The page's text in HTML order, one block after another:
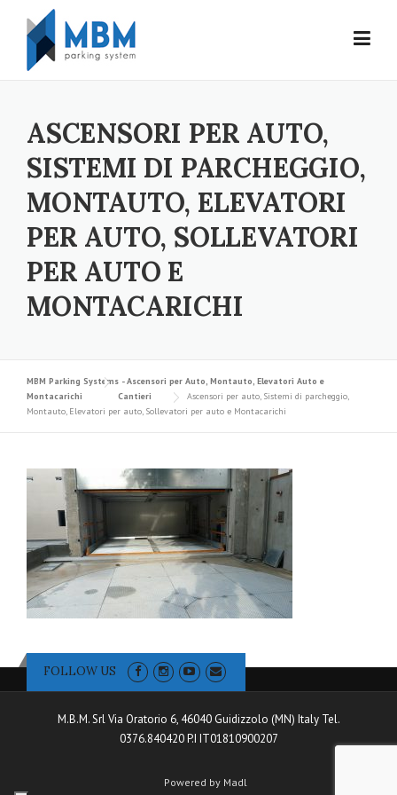
Skip to content
ASCENSORI PER AUTO,
SISTEMI DI PARCHEGGIO,
MONTAUTO, ELEVATORI
PER AUTO, SOLLEVATORI
PER AUTO E
MONTACARICHI
MBM Parking Systems - Ascensori per Auto, Montauto, Elevatori Auto e
Montacarichi
Cantieri
Ascensori per auto, Sistemi di parcheggio,
Montauto, Elevatori per auto, Sollevatori per auto e Montacarichi
FOLLOW US
M.B.M. Srl Via Oratorio 6, 46040 Guidizzolo (MN) Italy Tel.
0376.840420 P.I IT01810900207
Powered by Madl